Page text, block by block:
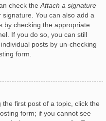
check the Attach a signature
You can also add a
by checking the appropriate
If you do so, you can still
posts by un-checking
form.
first post of a topic, click the
form; if you cannot see